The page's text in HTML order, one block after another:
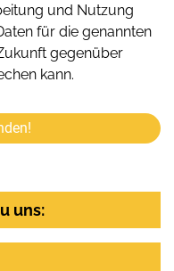
und Nutzung
für die genannten
gegenüber
kann.
uns: